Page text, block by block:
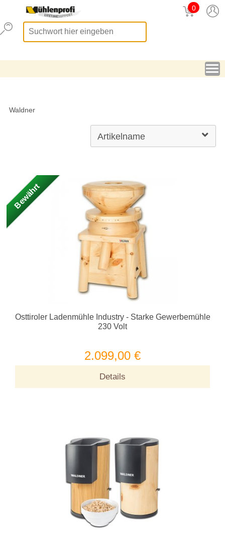
0
Waldner
Bewährt
Osttiroler Ladenmühle Industry - Starke Gewerbemühle
230 Volt
2.099,00 €
Details